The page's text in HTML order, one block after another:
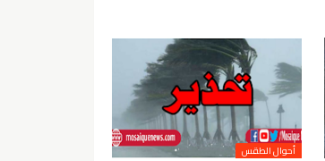
أحوال الطقس